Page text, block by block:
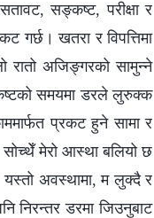
सङ्कष्ट, परीक्षा र
गर्छ। खतरा र विपत्तिमा
रातो अजिङ्गरको सामुन्ने
समयमा डरले लुरुक्क
प्रकट हुने सामा र
सोच्थेँ मेरो आस्था बलियो छ
यस्तो अवस्थामा, म लुक्दै र
निरन्तर डरमा जिउनुबाट